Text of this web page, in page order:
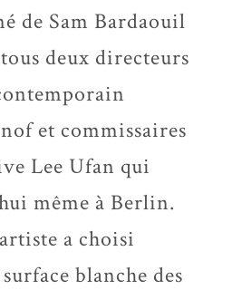
de Sam Bardaouil
deux directeurs
et commissaires
Lee Ufan qui
même à Berlin.
a choisi
blanche des